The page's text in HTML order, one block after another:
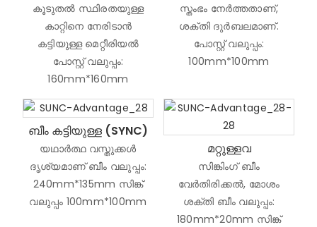
കൂടുതൽ സ്ഥിരതയുള്ള
കാറ്റിനെ നേരിടാൻ
കട്ടിയുള്ള മെറ്റീരിയൽ
പോസ്റ്റ് വലുപ്പം:
160mm*160mm
സ്തംഭം നേർത്തതാണ്,
ശക്തി ദുർബലമാണ്.
പോസ്റ്റ് വലുപ്പം:
100mm*100mm
ബീം കട്ടിയുള്ള (SYNC)
യഥാർത്ഥ വസ്തുക്കൾ
ദൃശ്യമാണ് ബീം വലുപ്പം:
240mm*135mm സിങ്ക്
വലുപ്പം 100mm*100mm
മറ്റുള്ളവ
സിങ്കിംഗ് ബീം
വേർതിരിക്കൽ, മോശം
ശക്തി ബീം വലുപ്പം:
180mm*20mm സിങ്ക്